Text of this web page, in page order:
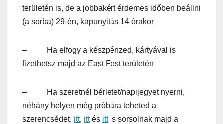
területén is, de a jobbakért érdemes időben beállni
(a sorba) 29-én, kapunyitás 14 órakor
– Ha elfogy a készpénzed, kártyával is
fizethetsz majd az East Fest területén
– Ha szeretnél bérletet/napijegyet nyerni,
néhány helyen még próbára teheted a
szerencsédet, itt, ittés ittis sorsolnak majd a